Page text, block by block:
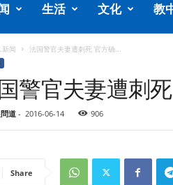
生活 文化 教
新闻 法国警官夫妻遭刺死 官方确...
警官夫妻遭刺
道- 2016-06-14 906
Share